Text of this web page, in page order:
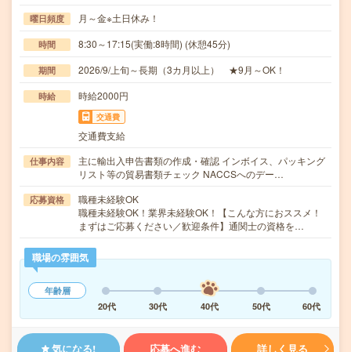
曜日頻度 月～金※土日休み！
時間 8:30～17:15(実働:8時間) (休憩45分)
期間 2026/9/上旬～長期（3カ月以上） ★9月～OK！
時給 時給2000円
交通費
交通費支給
仕事内容
主に輸出入申告書類の作成・確認 インボイス、パッキング
リスト等の貿易書類チェック NACCSへのデー…
応募資格
職種未経験OK
職種未経験OK！業界未経験OK！【こんな方におススメ！
まずはご応募ください／歓迎条件】通関士の資格を…
職場の雰囲気
年齢層
20代
30代 40代 50代 60代
気になる! 応募へ進む 詳しく見る